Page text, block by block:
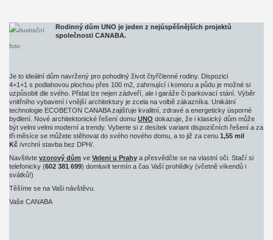
Rodinný dům UNO je jeden z nejúspěšnějších projektů
společnosti CANABA.
Je to ideální dům navržený pro pohodlný život čtyřčlenné rodiny. Dispozici
4+1+1 s podlahovou plochou přes 100 m2, zahrnující i komoru a půdu je možné si
uzpůsobit dle svého. Přidat lze nejen zádveří, ale i garáže či parkovací stání. Výběr
vnitřního vybavení i vnější architektury je zcela na volbě zákazníka. Unikátní
technologie ECOBETON CANABA zajišťuje kvalitní, zdravé a energeticky úsporné
bydlení. Nové architektonické řešení domu UNO dokazuje, že i klasický dům může
být velmi velmi moderní a trendy. Vyberte si z desítek variant dispozičních řešení a za
tři měsíce se můžete stěhovat do svého nového domu, a to již za cenu 1,55 mil
Kč/vrchní stavba bez DPH/.
Navštivte vzorový dům ve Veleni u Prahya přesvědčte se na vlastní oči. Stačí si
telefonicky (602 381 699) domluvit termín a čas Vaší prohlídky (včetně víkendů i
svátků!)
Těšíme se na Vaši návštěvu.
Vaše CANABA